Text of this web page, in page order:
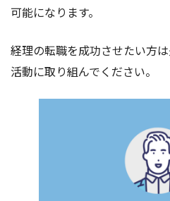
可能になります。
経理の転職を成功させたい方
活動に取り組んでください。